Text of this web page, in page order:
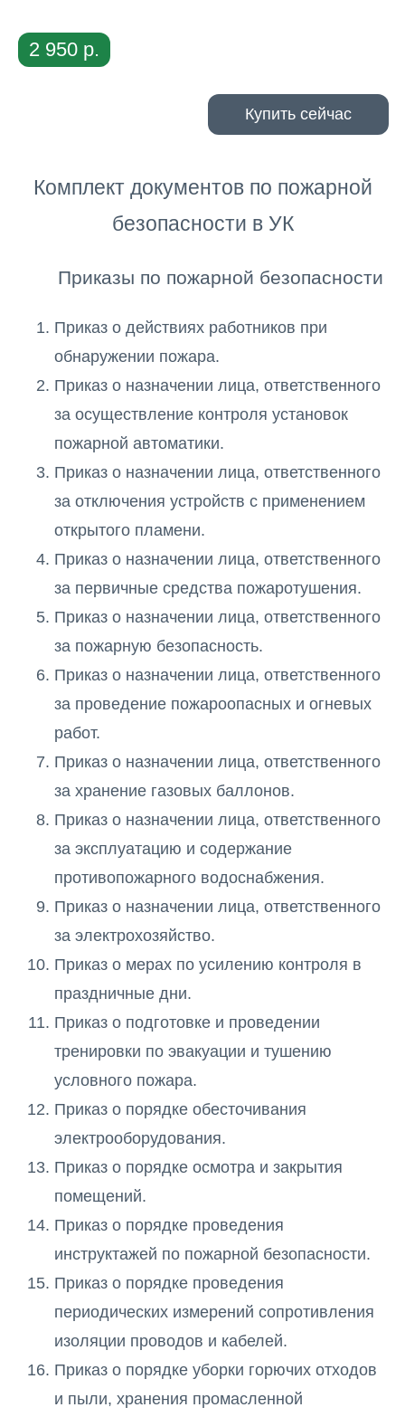
2 950 р.
Купить сейчас
Комплект документов по пожарной
безопасности в УК
Приказы по пожарной безопасности
Приказ о действиях работников при
обнаружении пожара.
Приказ о назначении лица, ответственного
за осуществление контроля установок
пожарной автоматики.
Приказ о назначении лица, ответственного
за отключения устройств с применением
открытого пламени.
Приказ о назначении лица, ответственного
за первичные средства пожаротушения.
Приказ о назначении лица, ответственного
за пожарную безопасность.
Приказ о назначении лица, ответственного
за проведение пожароопасных и огневых
работ.
Приказ о назначении лица, ответственного
за хранение газовых баллонов.
Приказ о назначении лица, ответственного
за эксплуатацию и содержание
противопожарного водоснабжения.
Приказ о назначении лица, ответственного
за электрохозяйство.
Приказ о мерах по усилению контроля в
праздничные дни.
Приказ о подготовке и проведении
тренировки по эвакуации и тушению
условного пожара.
Приказ о порядке обесточивания
электрооборудования.
Приказ о порядке осмотра и закрытия
помещений.
Приказ о порядке проведения
инструктажей по пожарной безопасности.
Приказ о порядке проведения
периодических измерений сопротивления
изоляции проводов и кабелей.
Приказ о порядке уборки горючих отходов
и пыли, хранения промасленной